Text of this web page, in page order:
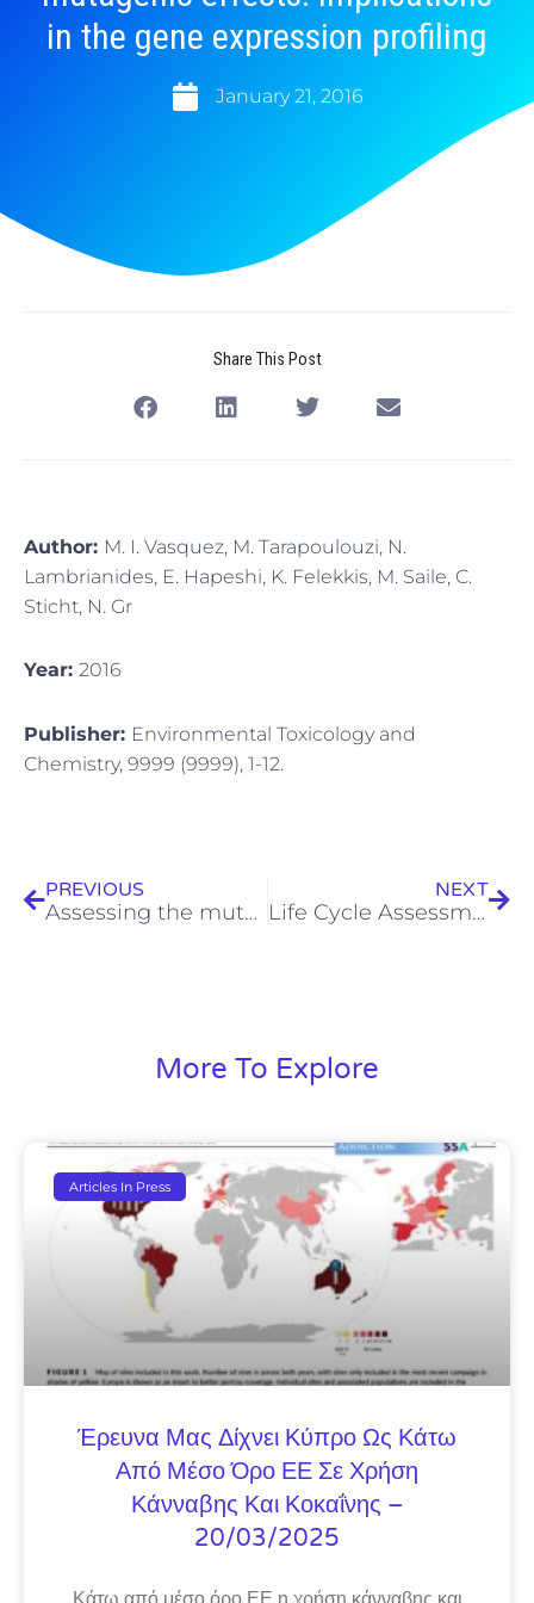
in the gene expression profiling
January 21, 2016
Share This Post
Author: M. I. Vasquez, M. Tarapoulouzi, N.
Lambrianides, E. Hapeshi, K. Felekkis, M. Saile, C.
Sticht, N. Gr
Year: 2016
Publisher: Environmental Toxicology and
Chemistry, 9999 (9999), 1-12.
PREVIOUS
Assessing the mutagenic effect potential of pharmaceuticals and of their transformation products. Implications in the gene expression profiling
NEXT
Life Cycle Assessment of solar-driven oxidation as a polishing step of secondary-treated urban effluents
More To Explore
Articles In Press
Έρευνα Μας Δίχνει Κύπρο Ως Κάτω
Από Μέσο Όρο ΕΕ Σε Χρήση
Κάνναβης Και Κοκαΐνης –
20/03/2025